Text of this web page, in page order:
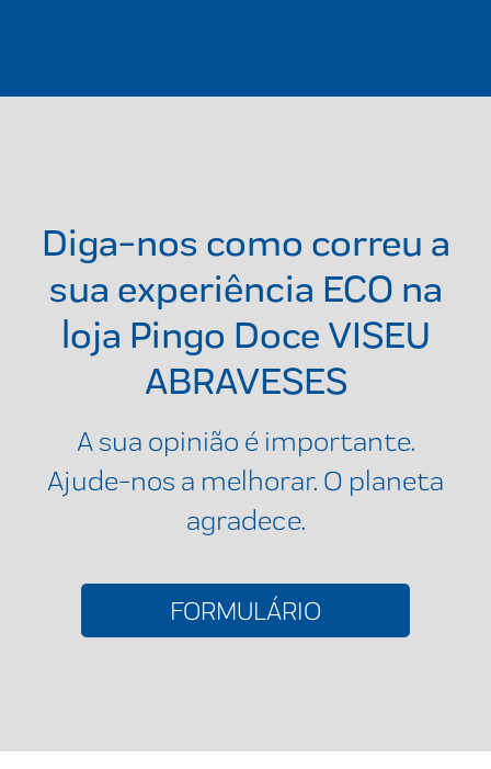
Diga-nos como correu a
sua experiência ECO na
loja Pingo Doce VISEU
ABRAVESES
A sua opinião é importante.
Ajude-nos a melhorar. O planeta
agradece.
FORMULÁRIO